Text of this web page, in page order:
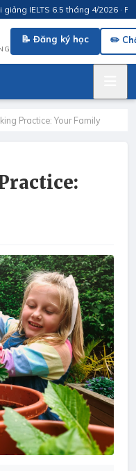
IELTS 6.5 tháng 4/2026 ·
📝 Đăng ký học ✏️
Practice: Your Family